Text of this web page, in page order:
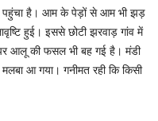
पहुंचा है। आम के पेड़ों से आम भी झड़
हुई। इससे छोटी झरवाड़ गांव में
पर आलू की फसल भी बह गई है। मंडी
आ गया। गनीमत रही कि किसी